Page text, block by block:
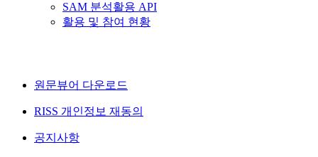
SAM 분석활용 API
활용 및 참여 현황
원문뷰어 다운로드
RISS 개인정보 재동의
공지사항